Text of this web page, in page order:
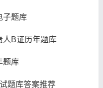
子题库
人B证历年题库
题库
题库答案推荐